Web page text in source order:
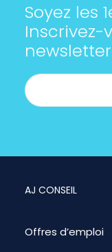
Soyez les
Inscrivez-
AJ CONSEIL
Offres d’emploi